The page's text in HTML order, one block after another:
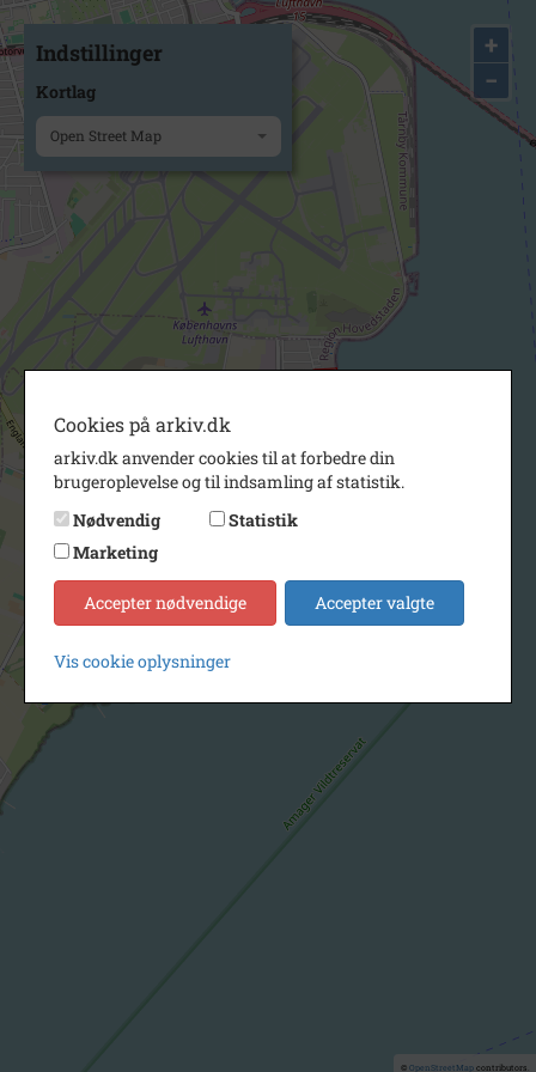
+
−
© OpenStreetMapcontributors.
Indstillinger
Kortlag
Open Street Map
Cookies på arkiv.dk
arkiv.dk anvender cookies til at forbedre din
brugeroplevelse og til indsamling af statistik.
Nødvendig
Statistik
Marketing
Accepter nødvendige Accepter valgte
Vis cookie oplysninger